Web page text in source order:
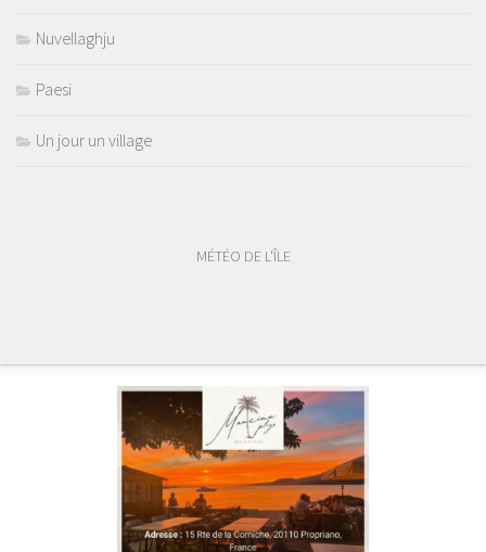
Nuvellaghju
Paesi
Un jour un village
MÉTÉO DE L'ÎLE